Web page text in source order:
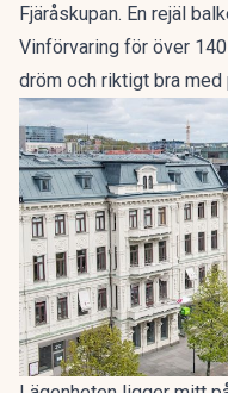
Fjäråskupan. En rejäl
Vinförvaring för över
dröm och riktigt bra